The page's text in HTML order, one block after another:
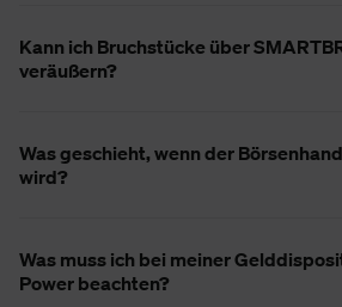
Kann ich Bruchstücke über
veräußern?
Was geschieht, wenn der
wird?
Was muss ich bei meiner
Power beachten?